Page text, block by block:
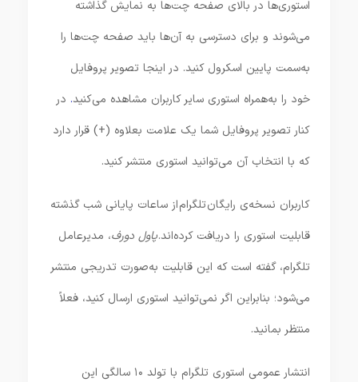
استوری‌ها در بالای صفحه چت‌ها به نمایش گذاشته
می‌شوند و برای دسترسی به آن‌ها باید صفحه چت‌ها را
به‌سمت پایین اسکرول کنید. در اینجا تصویر پروفایل
خود را به‌همراه استوری سایر کاربران مشاهده می‌کنید. در
کنار تصویر پروفایل شما یک علامت بعلاوه (+) قرار دارد
که با انتخاب آن می‌توانید استوری منتشر کنید.
کاربران نسخه‌ی رایگان تلگرام از ساعات پایانی شب گذشته
قابلیت استوری را دریافت کرده‌اند.پاول دورف، مدیرعامل
تلگرام، گفته است که این قابلیت به‌صورت تدریجی منتشر
می‌شود؛ بنابراین اگر نمی‌توانید استوری ارسال کنید، فعلاً
منتظر بمانید.
انتشار عمومی استوری تلگرام با تولد ۱۰ سالگی این